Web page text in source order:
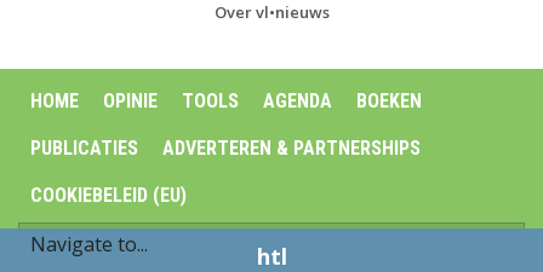
Over vl•nieuws
HOME OPINIE TOOLS AGENDA BOEKEN
PUBLICATIES ADVERTEREN & PARTNERSHIPS
COOKIEBELEID (EU)
htl